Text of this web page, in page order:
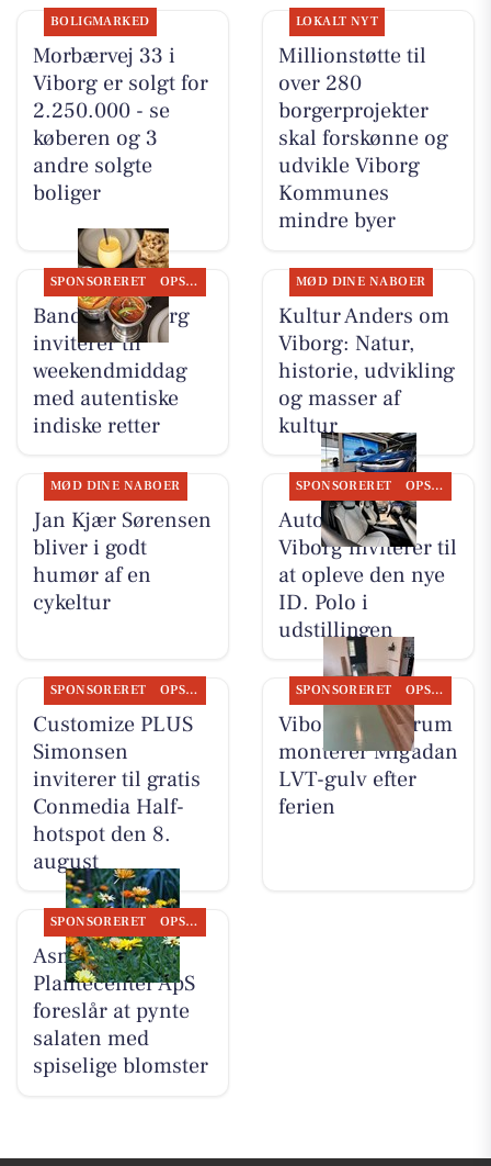
BOLIGMARKED
Morbærvej 33 i
Viborg er solgt for
2.250.000 - se
køberen og 3
andre solgte
boliger
LOKALT NYT
Millionstøtte til
over 280
borgerprojekter
skal forskønne og
udvikle Viborg
Kommunes
mindre byer
SPONSORERET OPSLAGSTAVLEN
Bandhan Viborg
inviterer til
weekendmiddag
med autentiske
indiske retter
MØD DINE NABOER
Kultur Anders om
Viborg: Natur,
historie, udvikling
og masser af
kultur
MØD DINE NABOER
Jan Kjær Sørensen
bliver i godt
humør af en
cykeltur
SPONSORERET OPSLAGSTAVLEN
Autocentralen
Viborg inviterer til
at opleve den nye
ID. Polo i
udstillingen
SPONSORERET OPSLAGSTAVLEN
Customize PLUS
Simonsen
inviterer til gratis
Conmedia Half-
hotspot den 8.
august
SPONSORERET OPSLAGSTAVLEN
Viborg Gulvforum
monterer Migadan
LVT-gulv efter
ferien
SPONSORERET OPSLAGSTAVLEN
Asmild
Plantecenter ApS
foreslår at pynte
salaten med
spiselige blomster